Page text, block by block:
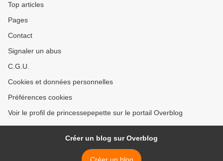
Top articles
Pages
Contact
Signaler un abus
C.G.U.
Cookies et données personnelles
Préférences cookies
Voir le profil de princessepepette sur le portail Overblog
Créer un blog sur Overblog